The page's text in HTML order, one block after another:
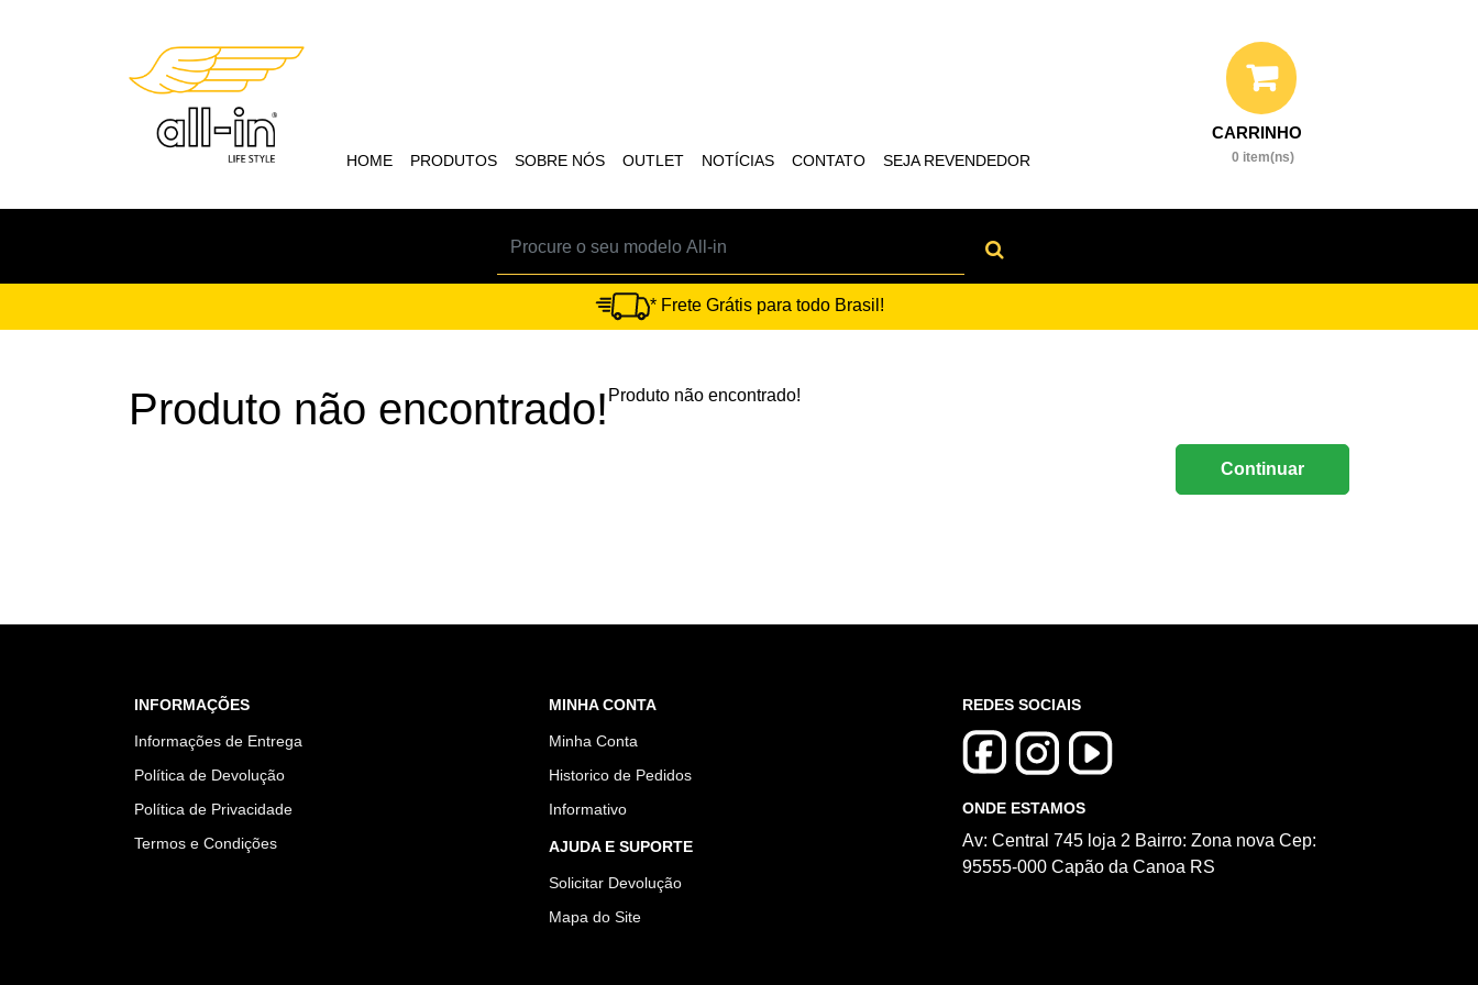
HOME PRODUTOS SOBRE NÓS OUTLET NOTÍCIAS CONTATO SEJA REVENDEDOR 0 item(ns)
* Frete Grátis para todo Brasil!
Produto não encontrado! Produto não encontrado!
Continuar
INFORMAÇÕES
Informações de Entrega
Política de Devolução
Política de Privacidade
Termos e Condições
MINHA CONTA
Minha Conta
Historico de Pedidos
Informativo
AJUDA E SUPORTE
Solicitar Devolução
Mapa do Site
REDES SOCIAIS
ONDE ESTAMOS
Av: Central 745 loja 2 Bairro: Zona nova Cep:
95555-000 Capão da Canoa RS